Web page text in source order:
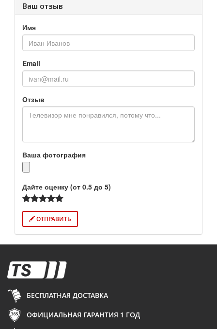
Ваш отзыв
Имя
Email
Отзыв
Ваша фотография
Дайте оценку (от 0.5 до 5)
ОТПРАВИТЬ
БЕСПЛАТНАЯ ДОСТАВКА
ОФИЦИАЛЬНАЯ ГАРАНТИЯ 1 ГОД